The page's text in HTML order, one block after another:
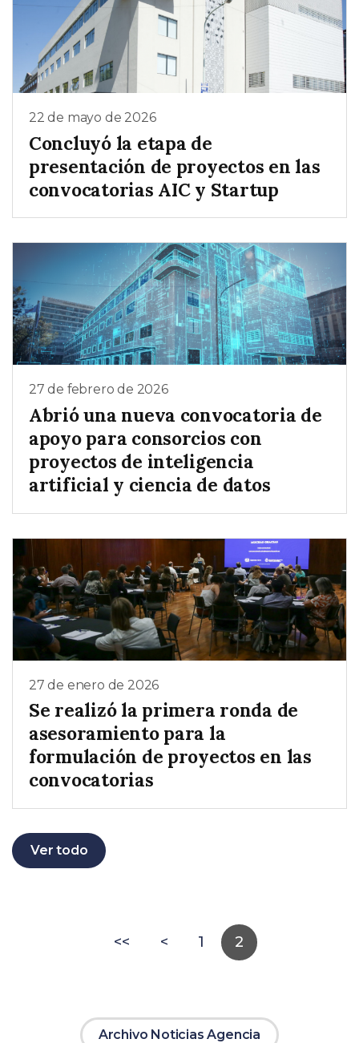
22 de mayo de 2026
Concluyó la etapa de
presentación de proyectos en las
convocatorias AIC y Startup
27 de febrero de 2026
Abrió una nueva convocatoria de
apoyo para consorcios con
proyectos de inteligencia
artificial y ciencia de datos
27 de enero de 2026
Se realizó la primera ronda de
asesoramiento para la
formulación de proyectos en las
convocatorias
Ver todo
<< < 1 2
Archivo Noticias Agencia